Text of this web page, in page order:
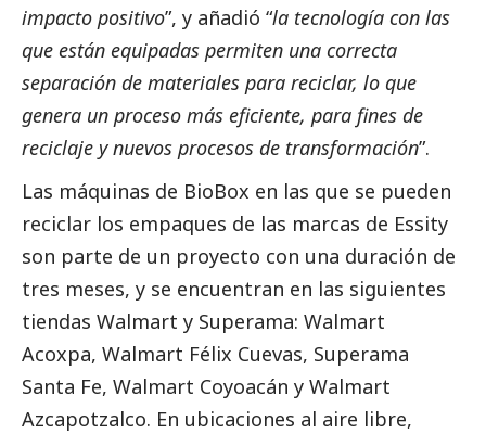
impacto positivo”, y añadió “la tecnología con las
que están equipadas permiten una correcta
separación de materiales para reciclar, lo que
genera un proceso más eficiente, para fines de
reciclaje y nuevos procesos de transformación”.
Las máquinas de BioBox en las que se pueden
reciclar los empaques de las marcas de Essity
son parte de un proyecto con una duración de
tres meses, y se encuentran en las siguientes
tiendas Walmart y Superama: Walmart
Acoxpa, Walmart Félix Cuevas, Superama
Santa Fe, Walmart Coyoacán y Walmart
Azcapotzalco. En ubicaciones al aire libre,